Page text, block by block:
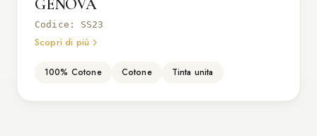
GENOVA
Codice: SS23
Scopri di più
100% Cotone Cotone Tinta unita